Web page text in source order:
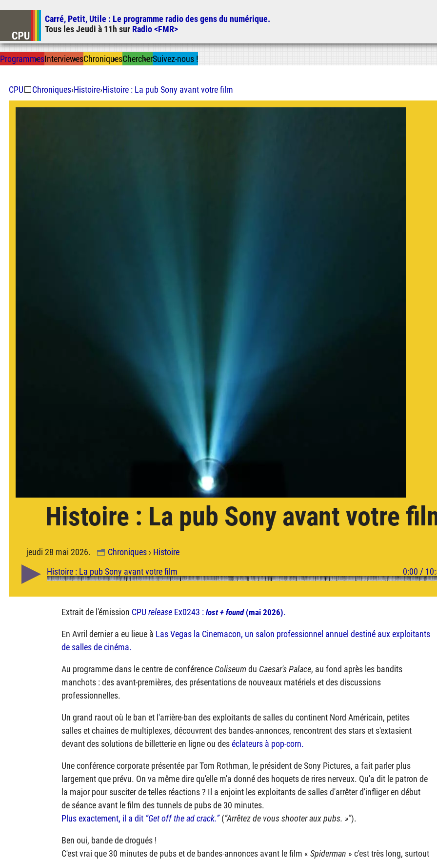
Carré, Petit, Utile : Le programme radio des gens du numérique.
Tous lesJeudi à 11h sur Radio <FMR>
ProgrammesInterviewesChroniquesChercherSuivez-nous !
CPU⬜Chroniques›Histoire›Histoire : La pub Sony avant votre film
Histoire : La pub Sony avant votre
jeudi 28 mai 2026. Chroniques › Histoire
Extrait de l'émission CPU release Ex0243 : lost + found(mai 2026).
En Avril dernier a eu lieue à Las Vegas la Cinemacon, un salon professionnel annuel destiné aux exploitants
de salles de cinéma.
Au programme dans le centre de conférence Coliseumdu Caesar's Palace, au fond après les bandits
manchots : des avant-premières, des présentations de nouveaux matériels et des discussions
professionnelles.
Un grand raout où le ban et l'arrière-ban des exploitants de salles du continent Nord Américain, petites
salles et chaines de multiplexes, découvrent des bandes-annonces, rencontrent des stars et s'extasient
devant des solutions de billetterie en ligne ou deséclateurs à pop-corn.
Une conférence corporate présentée par Tom Rothman, le président de Sony Pictures, a fait parler plus
largement que prévu. On va même dire qu'elle m'a donné des hoquets de rires nerveux. Qu'a dit le patron de
la major pour susciter de telles réactions ? Il a enjoint les exploitants de salles d'arrêter d'infliger en début
de séance avant le film des tunnels de pubs de 30 minutes.
Plus exactement, il a dit Get off the ad crack. ( Arrêtez de vous shooter aux pubs. » ).
Ben oui, bande de drogués !
C'est vrai que 30 minutes de pubs et de bandes-annonces avant le film « Spiderman » c'est très long, surtout